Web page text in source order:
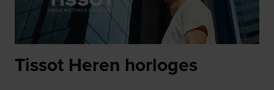
Tissot Heren horloges